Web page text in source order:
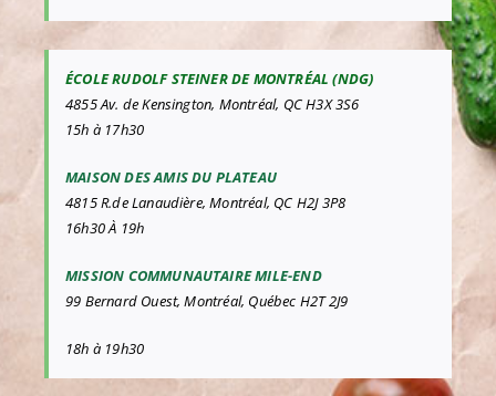
ÉCOLE RUDOLF STEINER DE MONTRÉAL (NDG)
4855 Av. de Kensington, Montréal, QC H3X 3S6
15h à 17h30
MAISON DES AMIS DU PLATEAU
4815 R.de Lanaudière, Montréal, QC H2J 3P8
16h30 À 19h
MISSION COMMUNAUTAIRE MILE-END
99 Bernard Ouest, Montréal, Québec H2T 2J9
18h à 19h30